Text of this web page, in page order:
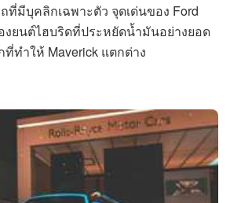
ที่มีบุคลิกเฉพาะตัว จุดเด่นของ Ford
งยนต์ไฮบริดที่ประหยัดน้ำมันอย่างยอด
ที่ทำให้ Maverick แตกต่าง